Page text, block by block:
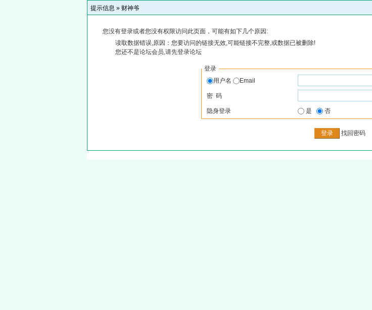
提示信息 » 财神爷
您没有登录或者您没有权限访问此页面，可能有如下几个原因:
读取数据错误,原因：您要访问的链接无效,可能链接不完整,或数据已被删除!
您还不是论坛会员,请先登录论坛
登录
用户名
Email
密 码
隐身登录 是 否
找回密码